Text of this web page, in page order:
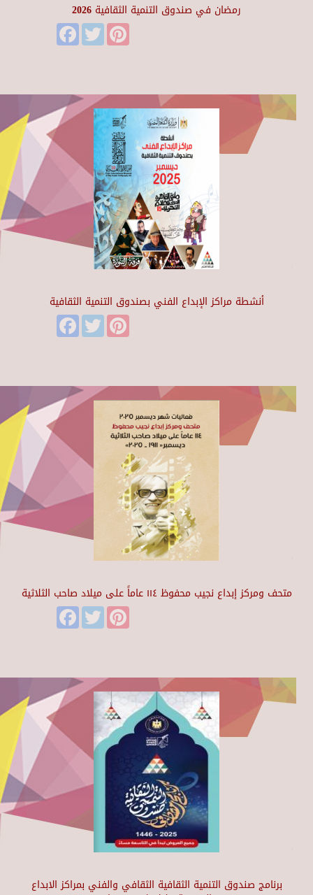
رمضان في صندوق التنمية الثقافية 2026
FacebookTwitter
أنشطة مراكز الإبداع الفني بصندوق التنمية الثقافية
FacebookTwitter
متحف ومركز إبداع نجيب محفوظ ١١٤ عاماً على ميلاد صاحب الثلاثية
FacebookTwitter
برنامج صندوق التنمية الثقافية الثقافي والفني بمراكز الابداع